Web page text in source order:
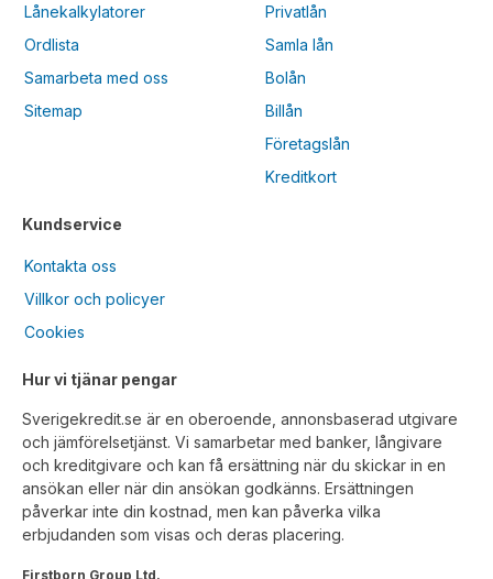
Lånekalkylatorer
Ordlista
Samarbeta med oss
Sitemap
Kundservice
Kontakta oss
Villkor och policyer
Cookies
Privatlån
Samla lån
Bolån
Billån
Företagslån
Kreditkort
Hur vi tjänar pengar
Sverigekredit.se är en oberoende, annonsbaserad utgivare
och jämförelsetjänst. Vi samarbetar med banker, långivare
och kreditgivare och kan få ersättning när du skickar in en
ansökan eller när din ansökan godkänns. Ersättningen
påverkar inte din kostnad, men kan påverka vilka
erbjudanden som visas och deras placering.
Firstborn Group Ltd.